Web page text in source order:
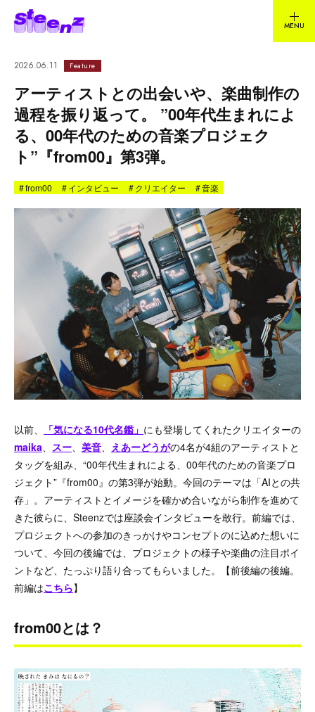
2026.06.11 Feature
アーティストとの出会いや、楽曲制作の
過程を振り返って。 ”00年代生まれによ
る、00年代のための音楽プロジェク
ト”『from00』第3弾。
#from00 #インタビュー #クリエイター #音楽
以前、 「気になる10代名鑑」 にも登場してくれたクリエイターの
maika
スー 美音 えあーどうがの4名が4組のアーティストと
タッグを組み、“00年代生まれによる、00年代のための音楽プロ
ジェクト”『from00』の第3弾が始動。今回のテーマは「AIとの共
存」。アーティストとイメージを確かめ合いながら制作を進めて
きた彼らに、Steenzでは座談会インタビューを敢行。前編では、
プロジェクトへの参加のきっかけやコンセプトのに込めた想いに
ついて、今回の後編では、プロジェクトの様子や楽曲の注目ポイ
ントなど、たっぷり語り合ってもらいました。【前後編の後編。
前編はこちら】
from00とは？